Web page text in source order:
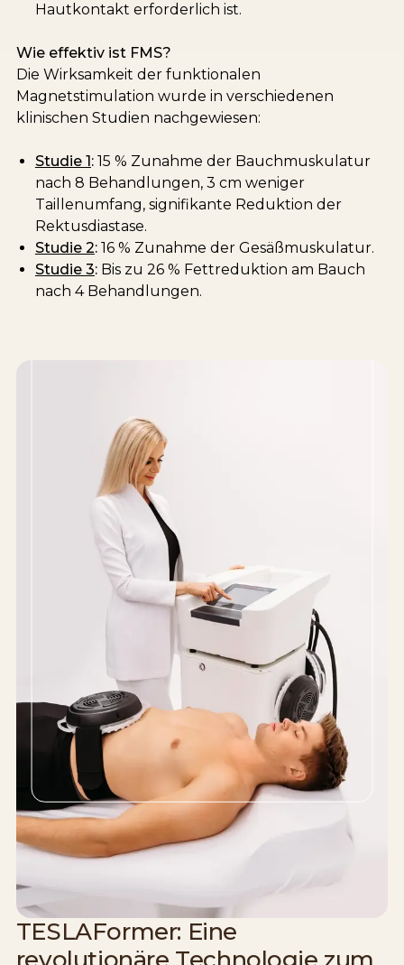
Hautkontakt erforderlich ist.
Wie effektiv ist FMS?
Die Wirksamkeit der funktionalen
Magnetstimulation wurde in verschiedenen
klinischen Studien nachgewiesen:
Studie 1:15 % Zunahme der Bauchmuskulatur
nach 8 Behandlungen, 3 cm weniger
Taillenumfang, signifikante Reduktion der
Rektusdiastase.
Studie 2:16 % Zunahme der Gesäßmuskulatur.
Studie 3:Bis zu 26 % Fettreduktion am Bauch
nach 4 Behandlungen.
TESLAFormer: Eine